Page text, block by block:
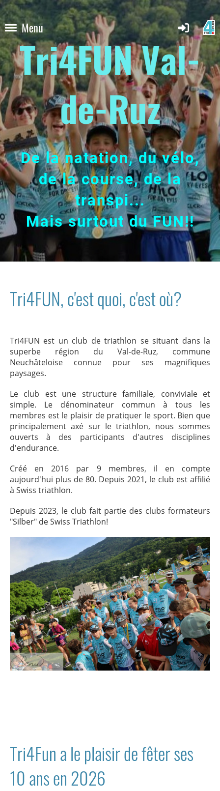
Menu
Tri4FUN Val-
de-Ruz
De la natation, du vélo,
de la course, de la
transpi...
Mais surtout du FUN!!
Tri4FUN, c'est quoi, c'est où?
Tri4FUN est un club de triathlon se situant dans la
superbe région du Val-de-Ruz, commune
Neuchâteloise connue pour ses magnifiques
paysages.
Le club est une structure familiale, conviviale et
simple. Le dénominateur commun à tous les
membres est le plaisir de pratiquer le sport. Bien que
principalement axé sur le triathlon, nous sommes
ouverts à des participants d'autres disciplines
d'endurance.
Créé en 2016 par 9 membres, il en compte
aujourd'hui plus de 80. Depuis 2021, le club est affilié
à Swiss triathlon.
Depuis 2023, le club fait partie des clubs formateurs
"Silber" de Swiss Triathlon!
Tri4Fun a le plaisir de fêter ses
10 ans en 2026